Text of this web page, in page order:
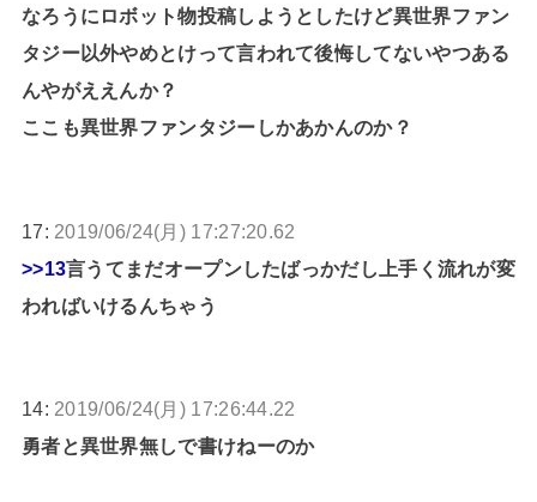
なろうにロボット物投稿しようとしたけど異世界ファン
タジー以外やめとけって言われて後悔してないやつある
んやがええんか？
ここも異世界ファンタジーしかあかんのか？
17: 2019/06/24(月) 17:27:20.62
>>13言うてまだオープンしたばっかだし上手く流れが変
わればいけるんちゃう
14: 2019/06/24(月) 17:26:44.22
勇者と異世界無しで書けねーのか